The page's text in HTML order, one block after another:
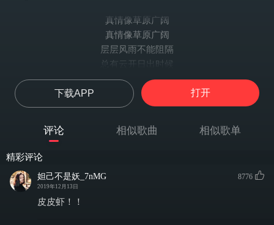
真情像草原广阔
真情像草原广阔
层层风雨不能阻隔
总有云开日出时候
万丈阳光照耀你我
真情像梅花开过
冷冷冰雪不能掩没
天地一片苍茫
下载APP 打开
评论 相似歌曲 相似歌单
精彩评论
妲己不是妖_7nMG
2019年12月13日
8776
皮皮虾！！